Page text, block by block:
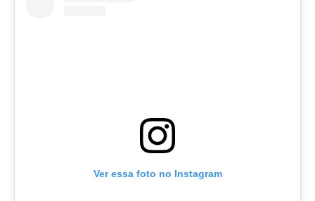
Ver essa foto no Instagram